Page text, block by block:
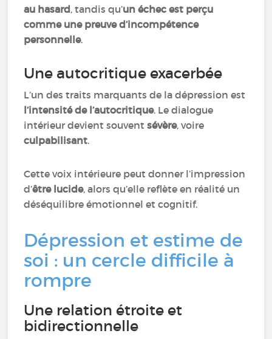
au hasard, tandis qu’un échec est perçu
comme une preuve d’incompétence
personnelle.
Une autocritique exacerbée
L’un des traits marquants de la dépression est
l’intensité de l’autocritique. Le dialogue
intérieur devient souventsévère, voire
culpabilisant.
Cette voix intérieure peut donner l’impression
d’être lucide, alors qu’elle reflète en réalité un
déséquilibre émotionnel et cognitif.
Dépression et estime de
soi : un cercle difficile à
rompre
Une relation étroite et
bidirectionnelle